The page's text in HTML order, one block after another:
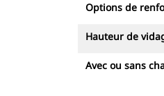
Options de
Hauteur de
Avec ou sans